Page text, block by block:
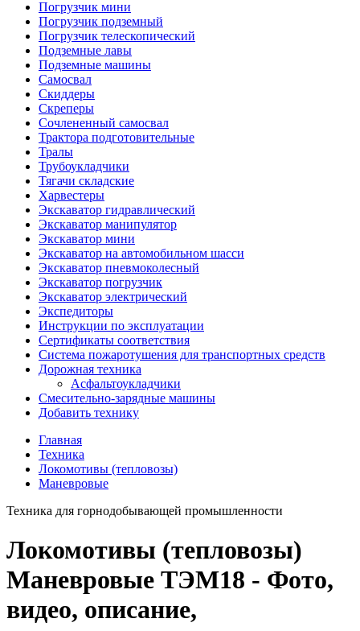
Погрузчик мини
Погрузчик подземный
Погрузчик телескопический
Подземные лавы
Подземные машины
Самосвал
Скиддеры
Скреперы
Сочлененный самосвал
Трактора подготовительные
Тралы
Трубоукладчики
Тягачи складские
Харвестеры
Экскаватор гидравлический
Экскаватор манипулятор
Экскаватор мини
Экскаватор на автомобильном шасси
Экскаватор пневмоколесный
Экскаватор погрузчик
Экскаватор электрический
Экспедиторы
Инструкции по эксплуатации
Сертификаты соответствия
Система пожаротушения для транспортных средств
Дорожная техника
Асфальтоукладчики
Смесительно-зарядные машины
Добавить технику
Главная
Техника
Локомотивы (тепловозы)
Маневровые
Техника для горнодобывающей промышленности
Локомотивы (тепловозы)
Маневровые ТЭМ18 - Фото,
видео, описание,